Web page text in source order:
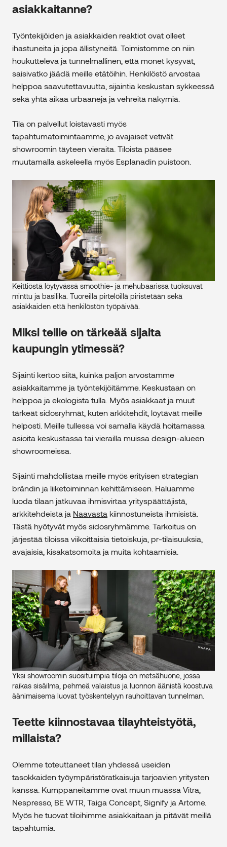
asiakkaitanne?
Työntekijöiden ja asiakkaiden reaktiot ovat olleet
ihastuneita ja jopa ällistyneitä. Toimistomme on niin
houkutteleva ja tunnelmallinen, että monet kysyvät,
saisivatko jäädä meille etätöihin. Henkilöstö arvostaa
helppoa saavutettavuutta, sijaintia keskustan sykkeessä
sekä yhtä aikaa urbaaneja ja vehreitä näkymiä.
Tila on palvellut loistavasti myös
tapahtumatoimintaamme, jo avajaiset vetivät
showroomin täyteen vieraita. Tiloista pääsee
muutamalla askeleella myös Esplanadin puistoon.
Keittiöstä löytyvässä smoothie- ja mehubaarissa tuoksuvat
minttu ja basilika. Tuoreilla pirtelöillä piristetään sekä
asiakkaiden että henkilöstön työpäivää.
Miksi teille on tärkeää sijaita
kaupungin ytimessä?
Sijainti kertoo siitä, kuinka paljon arvostamme
asiakkaitamme ja työntekijöitämme. Keskustaan on
helppoa ja ekologista tulla. Myös asiakkaat ja muut
tärkeät sidosryhmät, kuten arkkitehdit, löytävät meille
helposti. Meille tullessa voi samalla käydä hoitamassa
asioita keskustassa tai vierailla muissa design-alueen
showroomeissa.
Sijainti mahdollistaa meille myös erityisen strategian
brändin ja liiketoiminnan kehittämiseen. Haluamme
luoda tilaan jatkuvaa ihmisvirtaa yrityspäättäjistä,
arkkitehdeista ja Naavasta kiinnostuneista ihmisistä.
Tästä hyötyvät myös sidosryhmämme. Tarkoitus on
järjestää tiloissa viikoittaisia tietoiskuja, pr-tilaisuuksia,
avajaisia, kisakatsomoita ja muita kohtaamisia.
Yksi showroomin suosituimpia tiloja on metsähuone, jossa
raikas sisäilma, pehmeä valaistus ja luonnon äänistä koostuva
äänimaisema luovat työskentelyyn rauhoittavan tunnelman.
Teette kiinnostavaa tilayhteistyötä,
millaista?
Olemme toteuttaneet tilan yhdessä useiden
tasokkaiden työympäristöratkaisuja tarjoavien yritysten
kanssa. Kumppaneitamme ovat muun muassa Vitra,
Nespresso, BE WTR, Taiga Concept, Signify ja Artome.
Myös he tuovat tiloihimme asiakkaitaan ja pitävät meillä
tapahtumia.